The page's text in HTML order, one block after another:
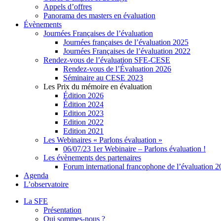
Appels d’offres
Panorama des masters en évaluation
Évènements
Journées Françaises de l’évaluation
Journées françaises de l’évaluation 2025
Journées Françaises de l’évaluation 2022
Rendez-vous de l’évaluation SFE-CESE
Rendez-vous de l’Évaluation 2026
Séminaire au CESE 2023
Les Prix du mémoire en évaluation
Édition 2026
Édition 2024
Edition 2023
Edition 2022
Edition 2021
Les Webinaires « Parlons évaluation »
06/07/23 1er Webinaire – Parlons évaluation !
Les évènements des partenaires
Forum international francophone de l’évaluation
Agenda
L’observatoire
La SFE
Présentation
Qui sommes-nous ?